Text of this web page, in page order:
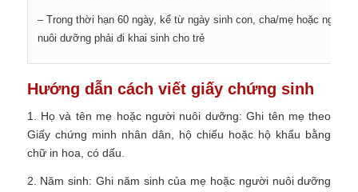
– Trong thời hạn 60 ngày, kể từ ngày sinh con, cha/mẹ hoặc người
nuôi dưỡng phải đi khai sinh cho trẻ
Hướng dẫn cách viết giấy chứng sinh
1. Họ và tên mẹ hoặc người nuôi dưỡng: Ghi tên mẹ theo
Giấy chứng minh nhân dân, hộ chiếu hoặc hộ khẩu bằng
chữ in hoa, có dấu.
2. Năm sinh: Ghi năm sinh của mẹ hoặc người nuôi dưỡng